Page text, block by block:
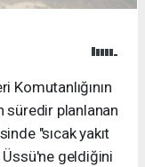
Komutanlığının
süredir planlanan
"sıcak yakıt
Üssü'ne geldiğini